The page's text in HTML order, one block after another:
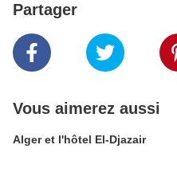
Partager
Vous aimerez aussi
Alger et l'hôtel El-Djazair